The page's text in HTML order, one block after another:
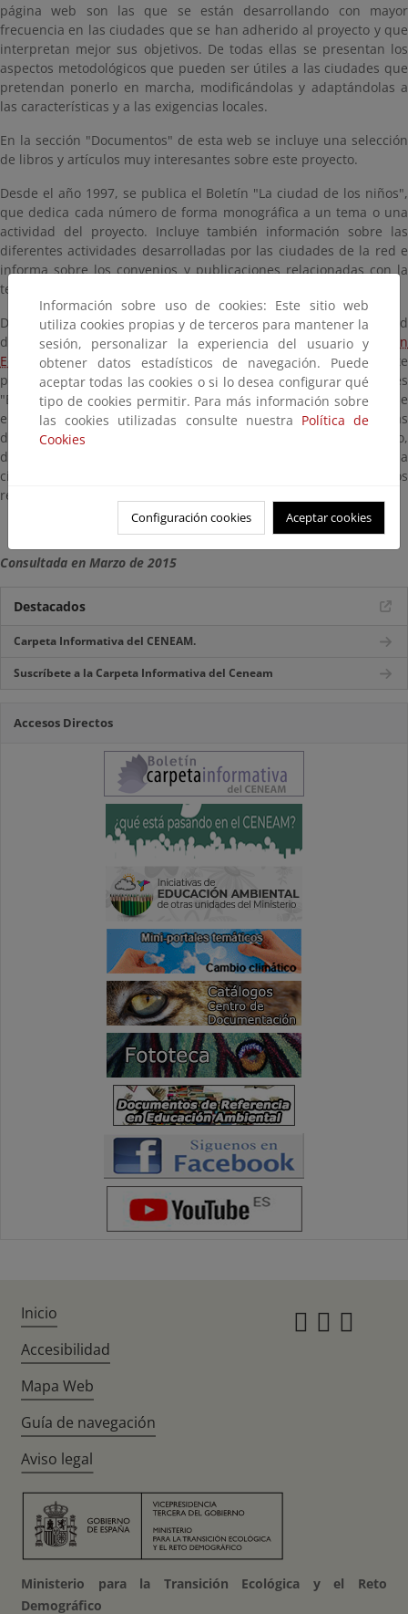
página web son las que se están desarrollando con mayor
frecuencia en las ciudades que se han adherido al proyecto y que
interpretan mejor sus objetivos. De todas ellas se presentan los
aspectos metodológicos que pueden ser útiles a las ciudades que
pretendan ponerlo en marcha, modificándolas y adaptándolas a
las características y a las exigencias locales.
En la sección "Documentos" de esta web se incluye una selección
de libros y artículos muy interesantes sobre este proyecto.
Desde el año 1997, se publica el Boletín "La ciudad de los niños",
que dedica cada número de forma monográfica a un tema o una
actividad del proyecto. Incluye también información sobre las
diferentes actividades desarrolladas por las ciudades de la red e
informa sobre los convenios y publicaciones relacionadas con la
temática del proyecto.
Diversos municipios españoles forman parte de la Red "La ciudad
de los niños", cuya coordinación se realiza desdeAcción
Educativa. En su página web se explica en qué consiste este
proyecto y se pueden descargar los libros de los diferentes
"Encuentros La ciudad de los niños", que empezaron a celebrarse
en el año 2000. Estos nacieron para escuchar las propuestas
directamente de los promotores y crear un espacio de encuentro,
debate y reflexión entre todos los interesados en la infancia, la
ciudad y la participación ciudadana. Y, además, acceder a otros
recursos, publicaciones...
Consultada en Marzo de 2015
Destacados
Carpeta Informativa del CENEAM.
Suscríbete a la Carpeta Informativa del Ceneam
Accesos Directos
Información sobre uso de cookies: Este sitio web
utiliza cookies propias y de terceros para mantener la
sesión, personalizar la experiencia del usuario y
obtener datos estadísticos de navegación. Puede
aceptar todas las cookies o si lo desea configurar qué
tipo de cookies permitir. Para más información sobre
las cookies utilizadas consulte nuestra Política de
Cookies
Configuración cookies Aceptar cookies
Inicio
Accesibilidad
Mapa Web
Guía de navegación
Aviso legal
Ministerio para la Transición Ecológica y el Reto
Demográfico